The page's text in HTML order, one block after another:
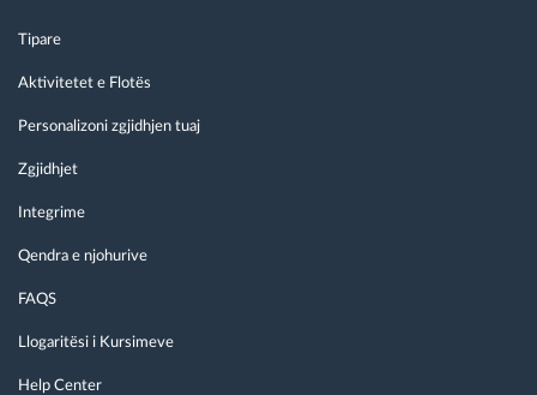
Tipare
Aktivitetet e Flotës
Personalizoni zgjidhjen tuaj
Zgjidhjet
Integrime
Qendra e njohurive
FAQS
Llogaritësi i Kursimeve
Help Center